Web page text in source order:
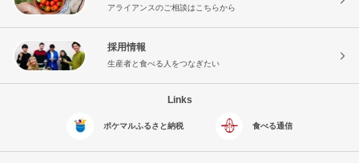
アライアンスのご相談はこちらから
採用情報
生産者と食べる人をつなぎたい
Links
ポケマルふるさと納税 食べる通信